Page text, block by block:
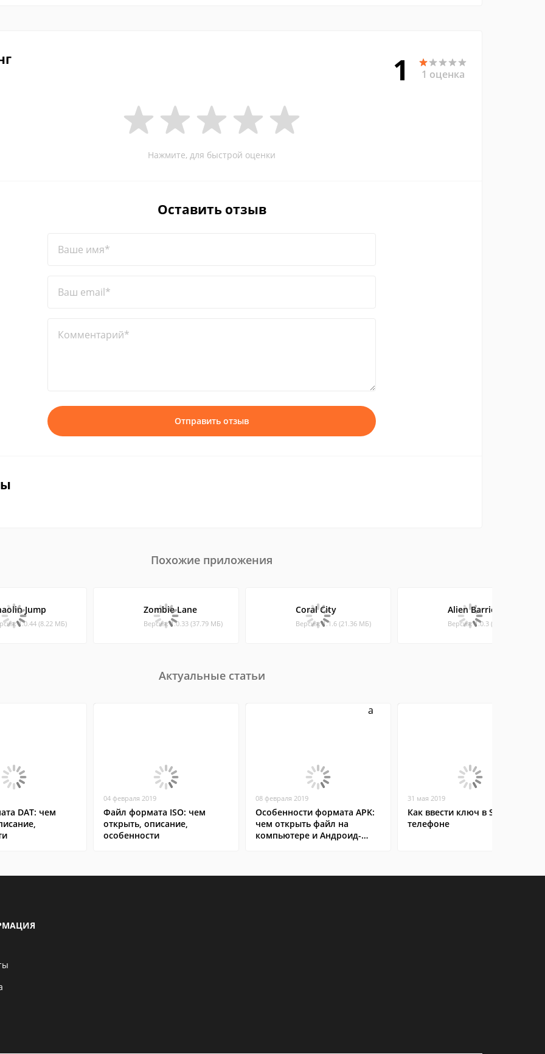
1 1 оценка
Нажмите, для быстрой оценки
Оставить отзыв
Ваше имя*
Ваш email*
Комментарий*
Отправить отзыв
Похожие приложения
Jump
1.0.44 (8.22 МБ)
Zombie Lane
Версия: 1.0.33 (37.79 МБ)
Coral City
Версия: 1.1.6 (21.36 МБ)
Alien Barrier Free
Версия: 1.0.3 (5.05 МБ)
Актуальные статьи
DAT: чем
04 февраля 2019
Файл формата ISO: чем
открыть, описание,
особенности
08 февраля 2019
Особенности формата APK:
чем открыть файл на
компьютере и Андроид-
31 мая 2019
Как ввести ключ в Steam на
телефоне